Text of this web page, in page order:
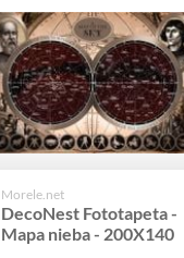
Morele.net
DecoNest Fototapeta -
Mapa nieba - 200X140